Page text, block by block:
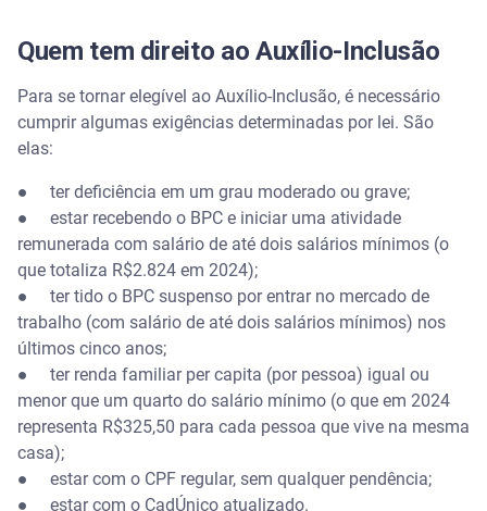
Quem tem direito ao Auxílio-Inclusão
Para se tornar elegível ao Auxílio-Inclusão, é necessário
cumprir algumas exigências determinadas por lei. São
elas:
● ter deficiência em um grau moderado ou grave;
● estar recebendo o BPC e iniciar uma atividade
remunerada com salário de até dois salários mínimos (o
que totaliza R$2.824 em 2024);
● ter tido o BPC suspenso por entrar no mercado de
trabalho (com salário de até dois salários mínimos) nos
últimos cinco anos;
● ter renda familiar per capita (por pessoa) igual ou
menor que um quarto do salário mínimo (o que em 2024
representa R$325,50 para cada pessoa que vive na mesma
casa);
● estar com o CPF regular, sem qualquer pendência;
● estar com o CadÚnico atualizado.